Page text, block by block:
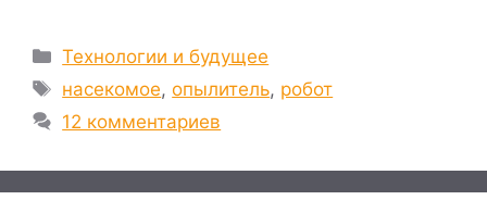
Рубрики
Технологии и будущее
Метки
насекомое,опылитель, робот
12 комментариев